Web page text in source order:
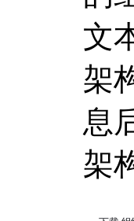
文
架
息
架